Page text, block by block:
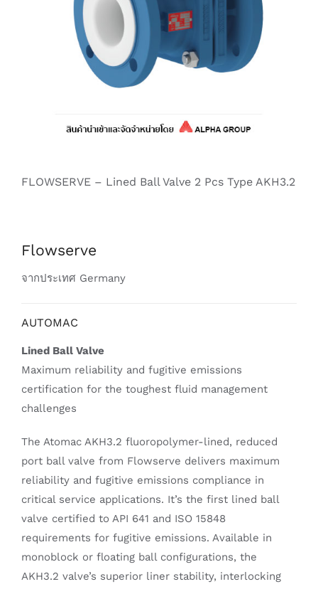
FLOWSERVE – Lined Ball Valve 2 Pcs Type AKH3.2
Flowserve
จากประเทศ Germany
AUTOMAC
Lined Ball Valve
Maximum reliability and fugitive emissions
certification for the toughest fluid management
challenges
The Atomac AKH3.2 fluoropolymer-lined, reduced
port ball valve from Flowserve delivers maximum
reliability and fugitive emissions compliance in
critical service applications. It’s the first lined ball
valve certified to API 641 and ISO 15848
requirements for fugitive emissions. Available in
monoblock or floating ball configurations, the
AKH3.2 valve’s superior liner stability, interlocking